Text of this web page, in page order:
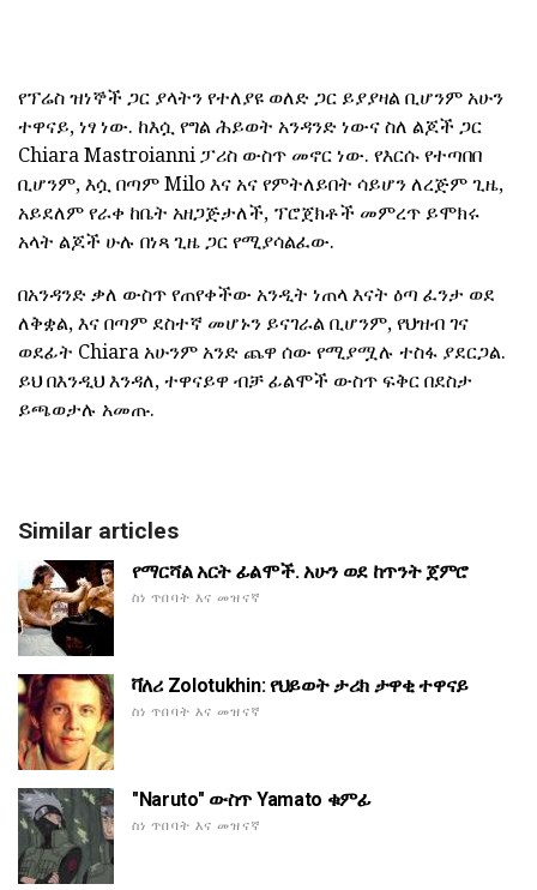
የፕሬስ ዝነኞች ጋር ያላትን የተለያዩ ወለድ ጋር ይያያዛል ቢሆንም አሁን
ተዋናይ, ነፃ ነው. ከእሷ የግል ሕይወት አንዳንድ ነውና ስለ ልጆች ጋር
Chiara Mastroianni ፓሪስ ውስጥ መኖር ነው. የእርሱ የተጣበበ
ቢሆንም, እሷ በጣም Milo እና አና የምትለይበት ሳይሆን ለረጅም ጊዜ,
አይደለም የራቀ ከቤት አዘጋጅታለች, ፕሮጀክቶች መምረጥ ይሞክሩ
አላት ልጆች ሁሉ በነጻ ጊዜ ጋር የሚያሳልፈው.
በአንዳንድ ቃለ ውስጥ የጠየቀችው አንዲት ነጠላ እናት ዕጣ ፈንታ ወደ
ለቅቋል, እና በጣም ደስተኛ መሆኑን ይናገራል ቢሆንም, የህዝብ ገና
ወደፊት Chiara አሁንም አንድ ጨዋ ሰው የሚያሟሉ ተስፋ ያደርጋል.
ይህ በእንዲህ እንዳለ, ተዋናይዋ ብቻ ፊልሞች ውስጥ ፍቅር በደስታ
ይጫወታሉ አመጡ.
Similar articles
የማርሻል አርት ፊልሞች. አሁን ወደ ከጥንት ጀምሮ
ስነ ጥበባት እና መዝናኛ
ቫለሪ Zolotukhin: የህይወት ታሪክ ታዋቂ ተዋናይ
ስነ ጥበባት እና መዝናኛ
"Naruto" ውስጥ Yamato ቁምፊ
ስነ ጥበባት እና መዝናኛ